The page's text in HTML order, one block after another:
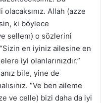
Allah (azze
ki böylece
sellem) o sözlerini
en iyiniz ailesine en
iyi olanlarınızdır.”
bile, yine de
“Ve ben aileme
ve celle) bizi daha da iyi